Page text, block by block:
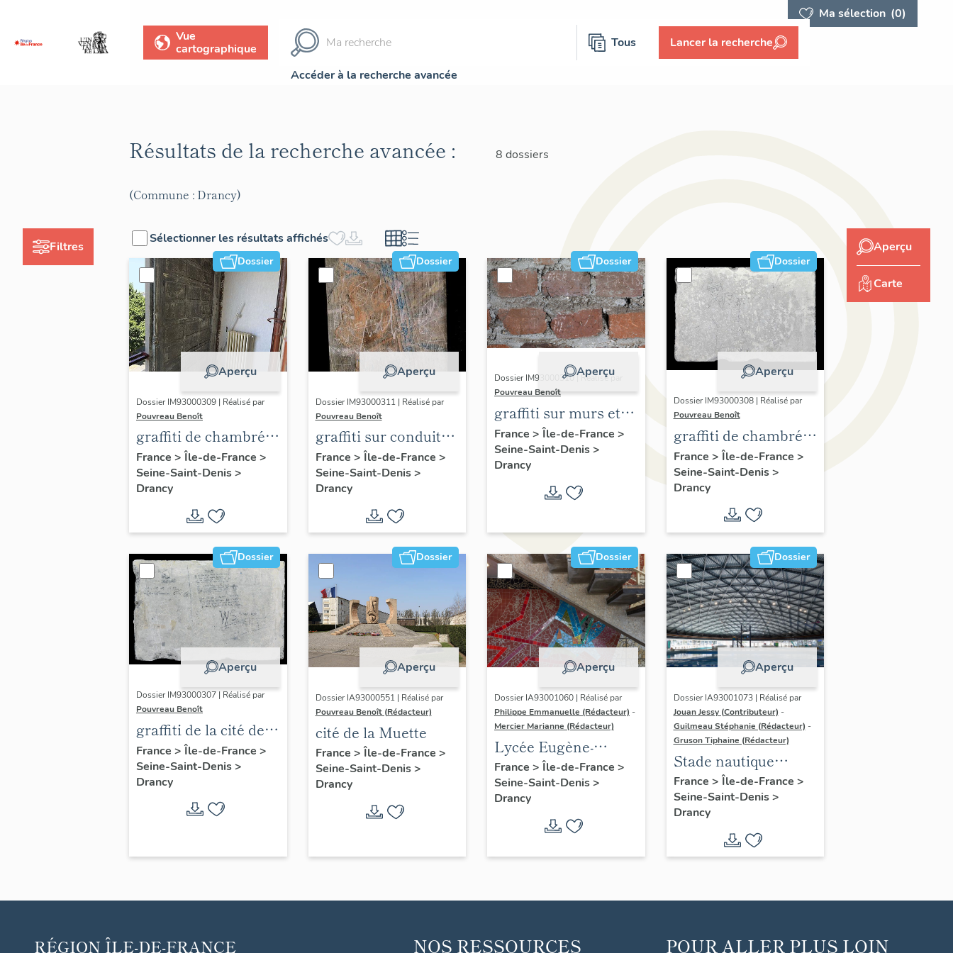
Ma sélection (0)
Vue
cartographique
Tous Lancer la recherche
Accéder à la recherche avancée
Filtres
Résultats de la recherche avancée : 8 dossiers
(Commune : Drancy)
Sélectionner les résultats affichés
Dossier
Aperçu
Dossier IM93000309 | Réalisé par
Pouvreau Benoît
graffiti de chambrée
sur revers de façade
France > Île-de-France >
Seine-Saint-Denis>
Drancy
Dossier
Aperçu
Dossier IM93000311 | Réalisé par
Pouvreau Benoît
graffiti sur conduit
de cheminée
France > Île-de-France >
Seine-Saint-Denis>
Drancy
Dossier
Aperçu
Dossier IM93000310 | Réalisé par
Pouvreau Benoît
graffiti sur murs et
charpentes des
"caves-prisons
France > Île-de-France >
Seine-Saint-Denis>
Drancy
Dossier
Aperçu
Dossier IM93000308 | Réalisé par
Pouvreau Benoît
graffiti de chambrée
sur carreau de plâtre
formant contre-
cloison
France > Île-de-France >
Seine-Saint-Denis>
Drancy
Dossier
Aperçu
Dossier IM93000307 | Réalisé par
Pouvreau Benoît
graffiti de la cité de
la Muette, dite aussi
camp de Drancy
France > Île-de-France >
Seine-Saint-Denis>
Drancy
Dossier
Aperçu
Dossier IA93000551 | Réalisé par
Pouvreau Benoît (Rédacteur)
cité de la Muette
France > Île-de-France >
Seine-Saint-Denis>
Drancy
Dossier
Aperçu
Dossier IA93001060 | Réalisé par
Philippe Emmanuelle (Rédacteur) -
Mercier Marianne (Rédacteur)
Lycée Eugène-
Delacroix
France > Île-de-France >
Seine-Saint-Denis>
Drancy
Dossier
Aperçu
Dossier IA93001073 | Réalisé par
Jouan Jessy (Contributeur) -
Guilmeau Stéphanie (Rédacteur) -
Gruson Tiphaine (Rédacteur)
Stade nautique
municipal Auguste
Delaune
France > Île-de-France >
Seine-Saint-Denis>
Drancy
Aperçu
Carte
RÉGION ÎLE-DE-FRANCE NOS RESSOURCES POUR ALLER PLUS LOIN